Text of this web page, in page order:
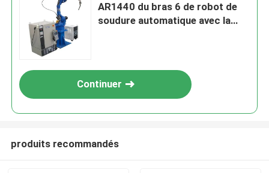
AR1440 du bras 6 de robot de
soudure automatique avec la
Continuer
produits recommandés